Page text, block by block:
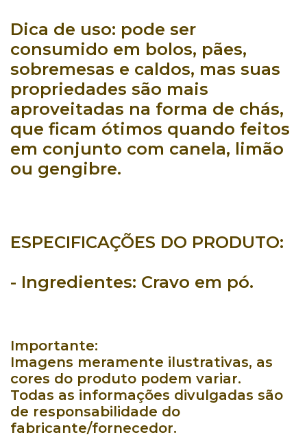
Dica de uso: pode ser
consumido em bolos, pães,
sobremesas e caldos, mas suas
propriedades são mais
aproveitadas na forma de chás,
que ficam ótimos quando feitos
em conjunto com canela, limão
ou gengibre.
ESPECIFICAÇÕES DO PRODUTO:
- Ingredientes: Cravo em pó.
Importante:
Imagens meramente ilustrativas, as
cores do produto podem variar.
Todas as informações divulgadas são
de responsabilidade do
fabricante/fornecedor.